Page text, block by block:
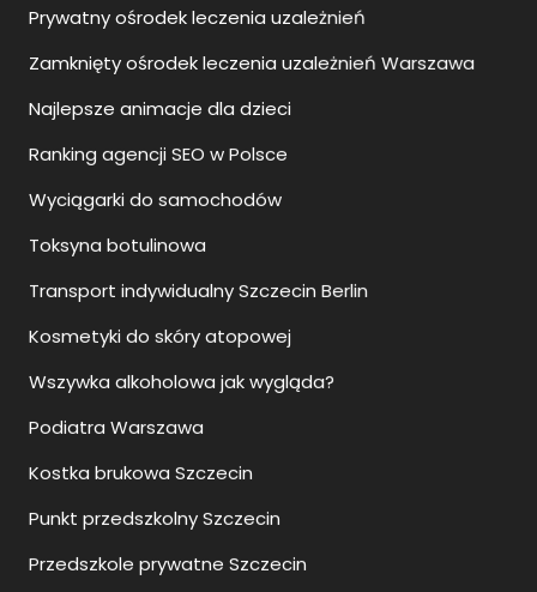
Zamknięty ośrodek leczenia uzależnień Warszawa
Najlepsze animacje dla dzieci
Ranking agencji SEO w Polsce
Wyciągarki do samochodów
Toksyna botulinowa
Transport indywidualny Szczecin Berlin
Kosmetyki do skóry atopowej
Wszywka alkoholowa jak wygląda?
Podiatra Warszawa
Kostka brukowa Szczecin
Punkt przedszkolny Szczecin
Przedszkole prywatne Szczecin
Przedszkole prywatne Szczecin cena